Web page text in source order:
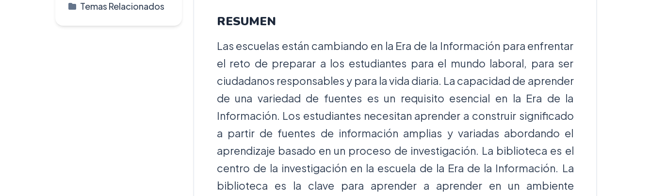
Temas Relacionados
RESUMEN
Las escuelas están cambiando en la Era de la Información para enfrentar
el reto de preparar a los estudiantes para el mundo laboral, para ser
ciudadanos responsables y para la vida diaria. La capacidad de aprender
de una variedad de fuentes es un requisito esencial en la Era de la
Información. Los estudiantes necesitan aprender a construir significado
a partir de fuentes de información amplias y variadas abordando el
aprendizaje basado en un proceso de investigación. La biblioteca es el
centro de la investigación en la escuela de la Era de la Información. La
biblioteca es la clave para aprender a aprender en un ambiente